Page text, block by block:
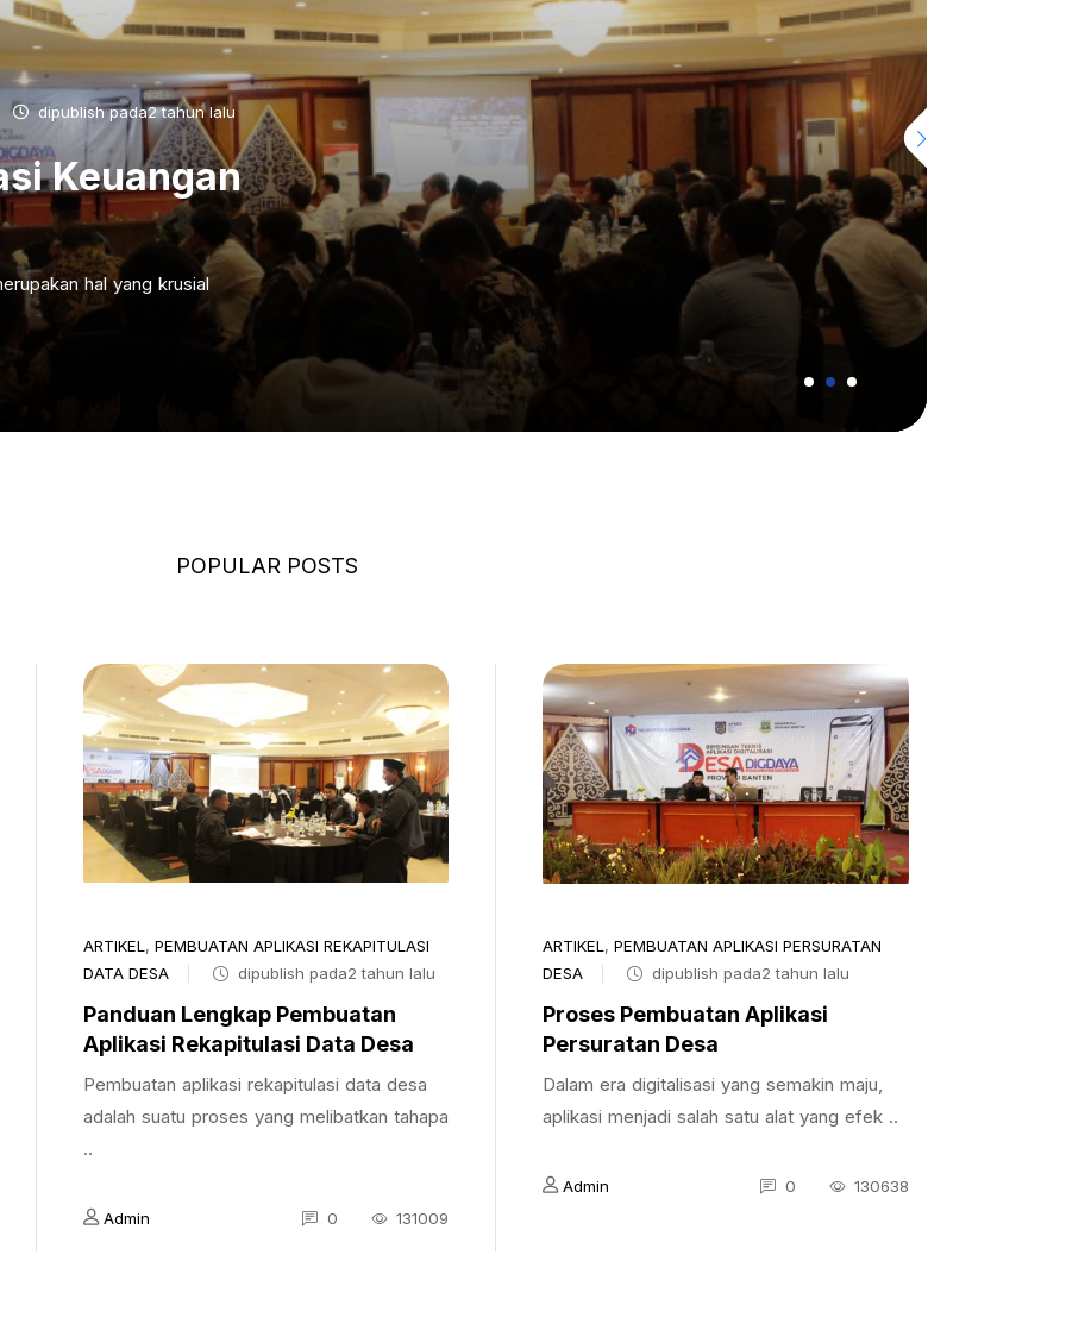
dipublish pada2 tahun lalu
Keuangan
hal yang krusial
POPULAR POSTS
ARTIKEL , PEMBUATAN APLIKASI REKAPITULASI
DATA DESA
dipublish pada2 tahun lalu
Panduan Lengkap Pembuatan
Aplikasi Rekapitulasi Data Desa
Pembuatan aplikasi rekapitulasi data desa
adalah suatu proses yang melibatkan tahapa
..
Admin 0 131009
ARTIKEL , PEMBUATAN APLIKASI PERSURATAN
DESA
dipublish pada2 tahun lalu
Proses Pembuatan Aplikasi
Persuratan Desa
Dalam era digitalisasi yang semakin maju,
aplikasi menjadi salah satu alat yang efek ..
Admin 0 130638